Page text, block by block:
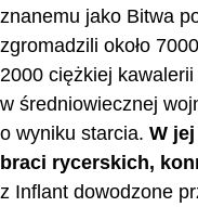
znanemu jako Bitwa
zgromadzili około
2000 ciężkiej
w średniowiecznej
o wyniku starcia. W jej
braci rycerskich,
z Inflant dowodzone